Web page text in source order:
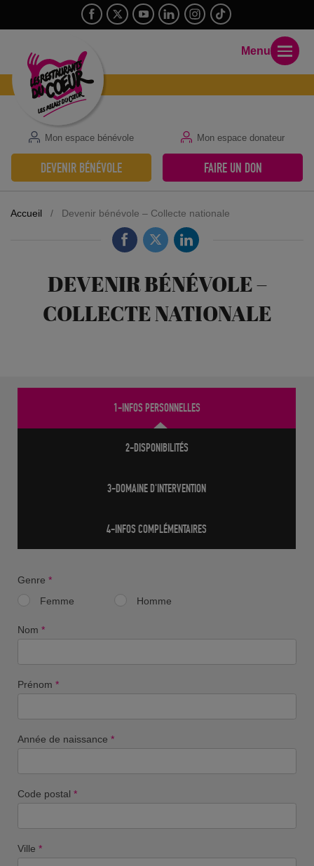
Mon espace bénévole Mon espace donateur
DEVENIR BÉNÉVOLE FAIRE UN DON
Menu
Accueil / Devenir bénévole – Collecte nationale
DEVENIR BÉNÉVOLE –
COLLECTE NATIONALE
1-INFOS PERSONNELLES
2-DISPONIBILITÉS
3-DOMAINE D'INTERVENTION
4-INFOS COMPLÉMENTAIRES
Genre *
Femme
Homme
Nom *
Prénom *
Année de naissance *
Code postal *
Ville *